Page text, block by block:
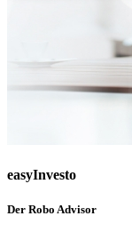
easyInvesto
Der Robo Advisor